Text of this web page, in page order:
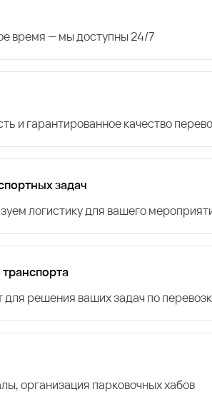
время — мы доступны 24/7
и гарантированное качество
задач
логистику для вашего
решения ваших задач по
организация парковочных хабов